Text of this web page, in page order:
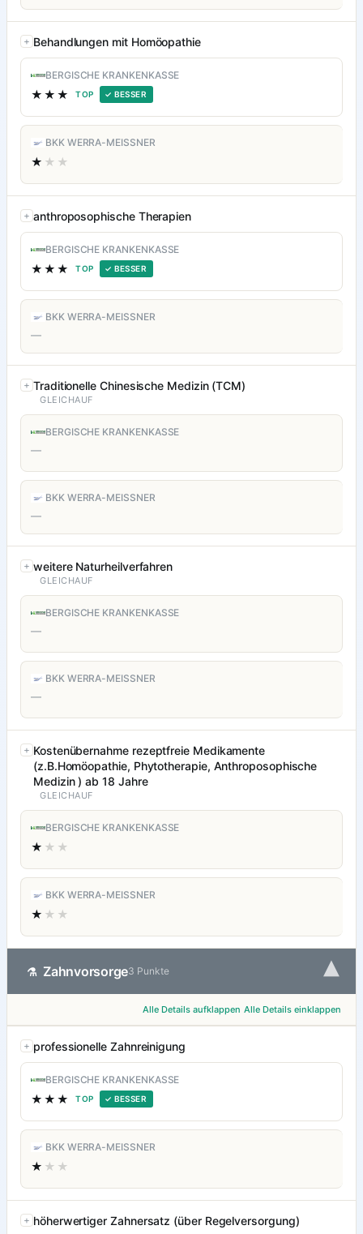
Behandlungen mit Homöopathie
BERGISCHE KRANKENKASSE
★★★ TOP ✓ BESSER
BKK WERRA-MEISSNER
★ ★★
anthroposophische Therapien
BERGISCHE KRANKENKASSE
★★★ TOP ✓ BESSER
BKK WERRA-MEISSNER
—
Traditionelle Chinesische Medizin (TCM)
GLEICHAUF
BERGISCHE KRANKENKASSE
—
BKK WERRA-MEISSNER
—
weitere Naturheilverfahren
GLEICHAUF
BERGISCHE KRANKENKASSE
—
BKK WERRA-MEISSNER
—
Kostenübernahme rezeptfreie Medikamente
(z.B.Homöopathie, Phytotherapie, Anthroposophische
Medizin ) ab 18 Jahre
GLEICHAUF
BERGISCHE KRANKENKASSE
★ ★★
BKK WERRA-MEISSNER
★ ★★
⚗ Zahnvorsorge3 Punkte ▾
Alle Details aufklappen Alle Details einklappen
professionelle Zahnreinigung
BERGISCHE KRANKENKASSE
★★★ TOP ✓ BESSER
BKK WERRA-MEISSNER
★ ★★
höherwertiger Zahnersatz (über Regelversorgung)